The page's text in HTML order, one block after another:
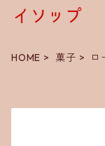
HOME 菓子 ロ